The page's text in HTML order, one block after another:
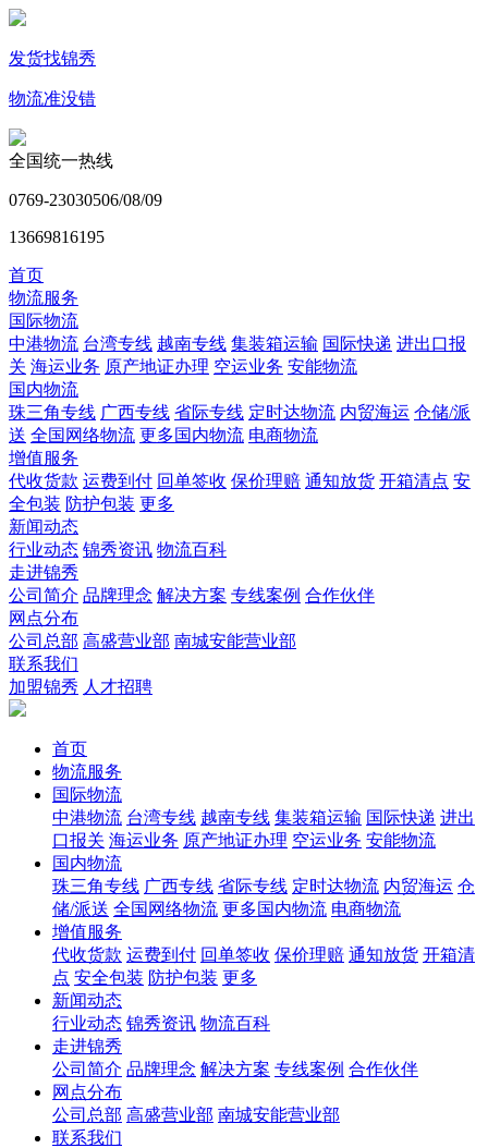
发货找锦秀
物流准没错
全国统一热线
0769-23030506/08/09
13669816195
首页
物流服务
国际物流
中港物流 台湾专线 越南专线 集装箱运输 国际快递 进出口报
关 海运业务 原产地证办理 空运业务 安能物流
国内物流
珠三角专线 广西专线 省际专线 定时达物流 内贸海运 仓储/派
送 全国网络物流 更多国内物流 电商物流
增值服务
代收货款 运费到付 回单签收 保价理赔 通知放货 开箱清点 安
全包装 防护包装 更多
新闻动态
行业动态 锦秀资讯 物流百科
走进锦秀
公司简介 品牌理念 解决方案 专线案例 合作伙伴
网点分布
公司总部 高盛营业部 南城安能营业部
联系我们
加盟锦秀 人才招聘
首页
物流服务
国际物流
中港物流 台湾专线 越南专线 集装箱运输 国际快递 进出
口报关 海运业务 原产地证办理 空运业务 安能物流
国内物流
珠三角专线 广西专线 省际专线 定时达物流 内贸海运 仓
储/派送 全国网络物流 更多国内物流 电商物流
增值服务
代收货款 运费到付 回单签收 保价理赔 通知放货 开箱清
点 安全包装 防护包装 更多
新闻动态
行业动态 锦秀资讯 物流百科
走进锦秀
公司简介 品牌理念 解决方案 专线案例 合作伙伴
网点分布
公司总部 高盛营业部 南城安能营业部
联系我们